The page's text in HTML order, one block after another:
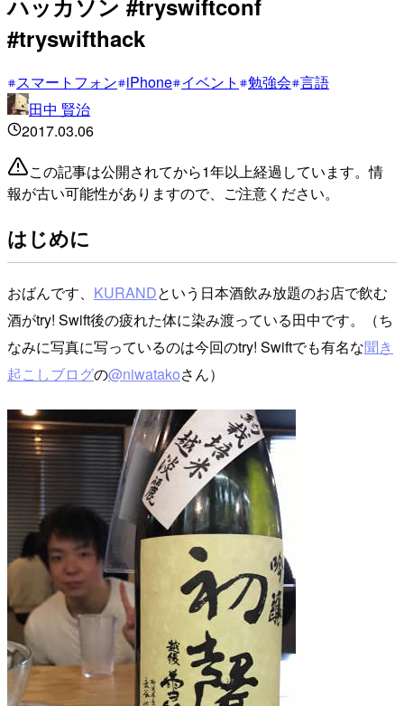
#tryswifthack
スマートフォン iPhone イベント 勉強会 言語
田中 賢治
2017.03.06
この記事は公開されてから1年以上経過しています。情
報が古い可能性がありますので、ご注意ください。
はじめに
おばんです、 KURANDという日本酒飲み放題のお店で飲む
酒がtry! Swift後の疲れた体に染み渡っている田中です。（ち
なみに写真に写っているのは今回のtry! Swiftでも有名な聞き
起こしブログの@niwatakoさん）